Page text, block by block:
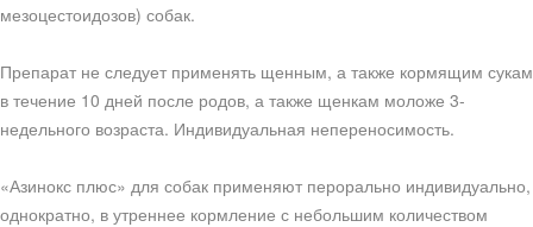
мезоцестоидозов) собак.
Препарат не следует применять щенным, а также кормящим сукам
в течение 10 дней после родов, а также щенкам моложе 3-
недельного возраста. Индивидуальная непереносимость.
«Азинокс плюс» для собак применяют перорально индивидуально,
однократно, в утреннее кормление с небольшим количеством